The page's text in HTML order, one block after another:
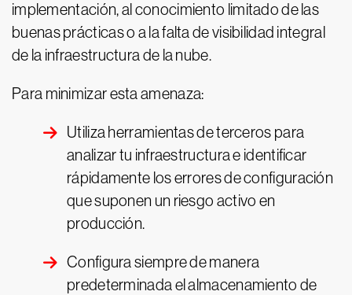
implementación, al conocimiento limitado de las
buenas prácticas o a la falta de visibilidad integral
de la infraestructura de la nube.
Para minimizar esta amenaza:
Utiliza herramientas de terceros para
analizar tu infraestructura e identificar
rápidamente los errores de configuración
que suponen un riesgo activo en
producción.
Configura siempre de manera
predeterminada el almacenamiento de